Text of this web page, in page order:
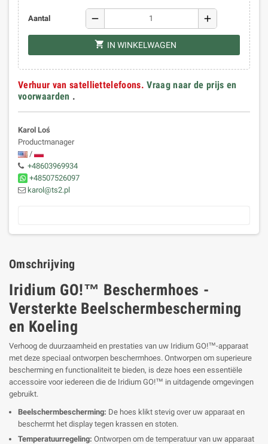
Aantal remove add
shopping_cart IN WINKELWAGEN
Verhuur van satelliettelefoons. Vraag naar de prijs en
voorwaarden .
Karol Loś
Productmanager
/
+48603969934
+48507526097
karol@ts2.pl
Omschrijving
Iridium GO!™ Beschermhoes -
Versterkte Beelschermbescherming
en Koeling
Verhoog de duurzaamheid en prestaties van uw Iridium GO!™-apparaat
met deze speciaal ontworpen beschermhoes. Ontworpen om superieure
bescherming en functionaliteit te bieden, is deze hoes een essentiële
accessoire voor iedereen die de Iridium GO!™ in uitdagende omgevingen
gebruikt.
Beelschermbescherming: De hoes klikt stevig over uw apparaat en
beschermt het display tegen krassen en stoten.
Temperatuurregeling: Ontworpen om de temperatuur van uw apparaat